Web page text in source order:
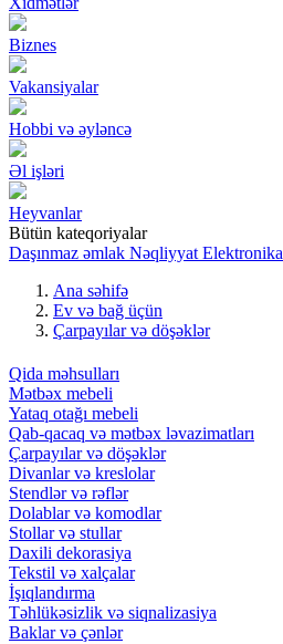
Biznes
Vakansiyalar
Hobbi və əyləncə
Əl işləri
Heyvanlar
Bütün kateqoriyalar
Daşınmaz əmlak Nəqliyyat Elektronika
Ana səhifə
Ev və bağ üçün
Çarpayılar və döşəklər
Qida məhsulları
Mətbəx mebeli
Yataq otağı mebeli
Qab-qacaq və mətbəx ləvazimatları
Çarpayılar və döşəklər
Divanlar və kreslolar
Stendlər və rəflər
Dolablar və komodlar
Stollar və stullar
Daxili dekorasiya
Tekstil və xalçalar
İşıqlandırma
Təhlükəsizlik və siqnalizasiya
Baklar və çənlər